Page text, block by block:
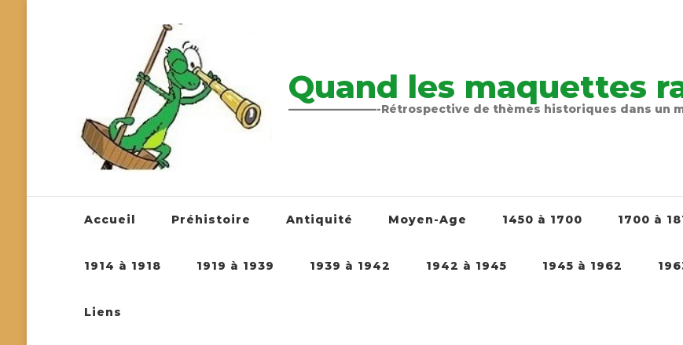
Quand les maquettes
————————-Rétrospective de thèmes historiques dans
Accueil Préhistoire Antiquité Moyen-Age 1450 à 1700 1700 à
1914 à 1918 1919 à 1939 1939 à 1942 1942 à 1945 1945 à 1962
Liens